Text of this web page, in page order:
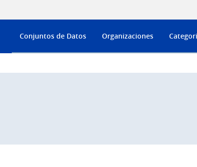
Conjuntos de Datos Organizaciones